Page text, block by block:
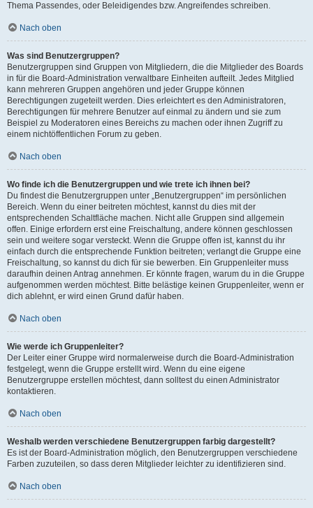
Thema Passendes, oder Beleidigendes bzw. Angreifendes schreiben.
Nach oben
Was sind Benutzergruppen?
Benutzergruppen sind Gruppen von Mitgliedern, die die Mitglieder des Boards
in für die Board-Administration verwaltbare Einheiten aufteilt. Jedes Mitglied
kann mehreren Gruppen angehören und jeder Gruppe können
Berechtigungen zugeteilt werden. Dies erleichtert es den Administratoren,
Berechtigungen für mehrere Benutzer auf einmal zu ändern und sie zum
Beispiel zu Moderatoren eines Bereichs zu machen oder ihnen Zugriff zu
einem nichtöffentlichen Forum zu geben.
Nach oben
Wo finde ich die Benutzergruppen und wie trete ich ihnen bei?
Du findest die Benutzergruppen unter „Benutzergruppen“ im persönlichen
Bereich. Wenn du einer beitreten möchtest, kannst du dies mit der
entsprechenden Schaltfläche machen. Nicht alle Gruppen sind allgemein
offen. Einige erfordern erst eine Freischaltung, andere können geschlossen
sein und weitere sogar versteckt. Wenn die Gruppe offen ist, kannst du ihr
einfach durch die entsprechende Funktion beitreten; verlangt die Gruppe eine
Freischaltung, so kannst du dich für sie bewerben. Ein Gruppenleiter muss
daraufhin deinen Antrag annehmen. Er könnte fragen, warum du in die Gruppe
aufgenommen werden möchtest. Bitte belästige keinen Gruppenleiter, wenn er
dich ablehnt, er wird einen Grund dafür haben.
Nach oben
Wie werde ich Gruppenleiter?
Der Leiter einer Gruppe wird normalerweise durch die Board-Administration
festgelegt, wenn die Gruppe erstellt wird. Wenn du eine eigene
Benutzergruppe erstellen möchtest, dann solltest du einen Administrator
kontaktieren.
Nach oben
Weshalb werden verschiedene Benutzergruppen farbig dargestellt?
Es ist der Board-Administration möglich, den Benutzergruppen verschiedene
Farben zuzuteilen, so dass deren Mitglieder leichter zu identifizieren sind.
Nach oben